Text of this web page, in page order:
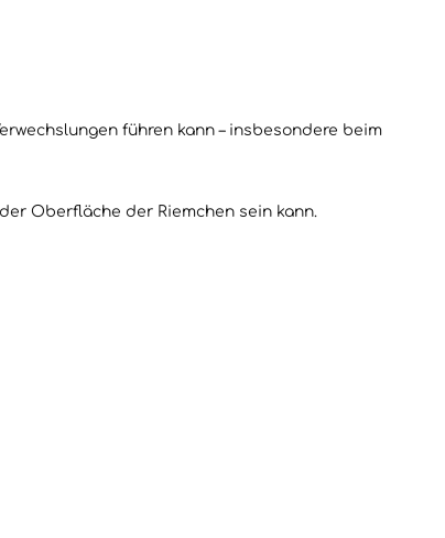
führen kann – insbesondere beim
Oberfläche der Riemchen sein kann.